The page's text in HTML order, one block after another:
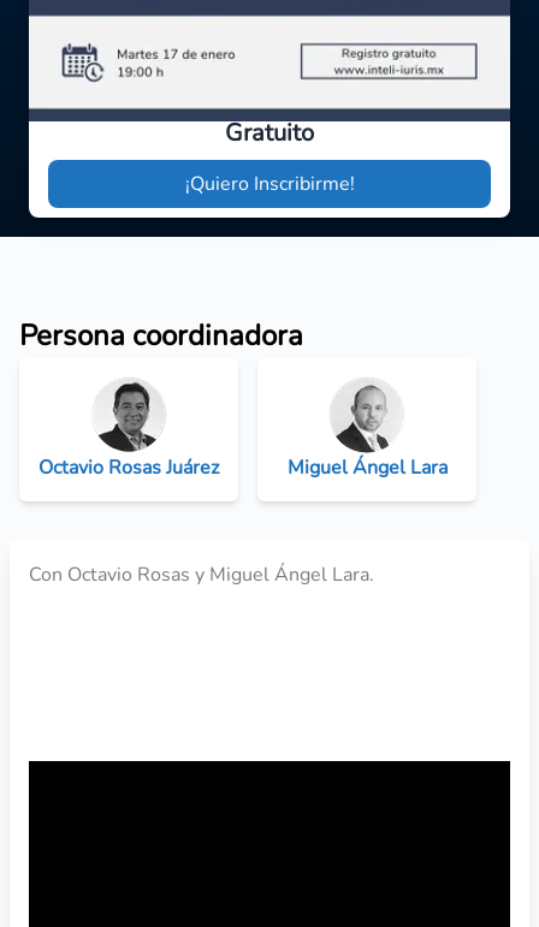
Gratuito
¡Quiero Inscribirme!
Persona coordinadora
Octavio Rosas Juárez Miguel Ángel Lara
Con Octavio Rosas y Miguel Ángel Lara.